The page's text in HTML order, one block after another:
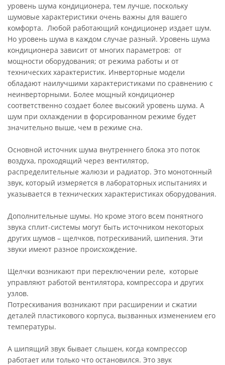
уровень шума кондиционера, тем лучше, поскольку
шумовые характеристики очень важны для вашего
комфорта. Любой работающий кондиционер издает шум.
Но уровень шума в каждом случае разный. Уровень шума
кондиционера зависит от многих параметров: от
мощности оборудования; от режима работы и от
технических характеристик. Инверторные модели
обладают наилучшими характеристиками по сравнению с
неинверторными. Более мощный кондиционер
соответственно создает более высокий уровень шума. А
шум при охлаждении в форсированном режиме будет
значительно выше, чем в режиме сна.
Основной источник шума внутреннего блока это поток
воздуха, проходящий через вентилятор,
распределительные жалюзи и радиатор. Это монотонный
звук, который измеряется в лабораторных испытаниях и
указывается в технических характеристиках оборудования.
Дополнительные шумы. Но кроме этого всем понятного
звука сплит-системы могут быть источником некоторых
других шумов – щелчков, потрескиваний, шипения. Эти
звуки имеют разное происхождение.
Щелчки возникают при переключении реле, которые
управляют работой вентилятора, компрессора и других
узлов.
Потрескивания возникают при расширении и сжатии
деталей пластикового корпуса, вызванных изменением его
температуры.
А шипящий звук бывает слышен, когда компрессор
работает или только что остановился. Это звук